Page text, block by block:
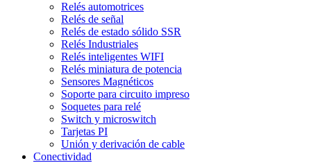
Relés automotrices
Relés de señal
Relés de estado sólido SSR
Relés Industriales
Relés inteligentes WIFI
Relés miniatura de potencia
Sensores Magnéticos
Soporte para circuito impreso
Soquetes para relé
Switch y microswitch
Tarjetas PI
Unión y derivación de cable
Conectividad